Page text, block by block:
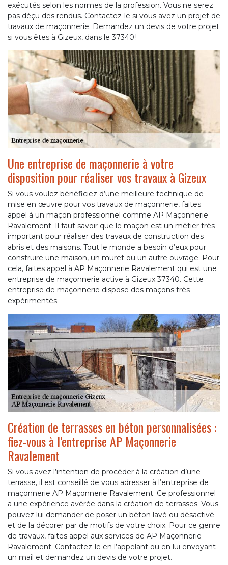
exécutés selon les normes de la profession. Vous ne serez
pas déçu des rendus. Contactez-le si vous avez un projet de
travaux de maçonnerie. Demandez un devis de votre projet
si vous êtes à Gizeux, dans le 37340 !
Une entreprise de maçonnerie à votre
disposition pour réaliser vos travaux à Gizeux
Si vous voulez bénéficiez d’une meilleure technique de
mise en œuvre pour vos travaux de maçonnerie, faites
appel à un maçon professionnel comme AP Maçonnerie
Ravalement. Il faut savoir que le maçon est un métier très
important pour réaliser des travaux de construction des
abris et des maisons. Tout le monde a besoin d’eux pour
construire une maison, un muret ou un autre ouvrage. Pour
cela, faites appel à AP Maçonnerie Ravalement qui est une
entreprise de maçonnerie active à Gizeux 37340. Cette
entreprise de maçonnerie dispose des maçons très
expérimentés.
Création de terrasses en béton personnalisées :
fiez-vous à l’entreprise AP Maçonnerie
Ravalement
Si vous avez l’intention de procéder à la création d’une
terrasse, il est conseillé de vous adresser à l’entreprise de
maçonnerie AP Maçonnerie Ravalement. Ce professionnel
a une expérience avérée dans la création de terrasses. Vous
pouvez lui demander de poser un béton lavé ou désactivé
et de la décorer par de motifs de votre choix. Pour ce genre
de travaux, faites appel aux services de AP Maçonnerie
Ravalement. Contactez-le en l’appelant ou en lui envoyant
un mail et demandez un devis de votre projet.